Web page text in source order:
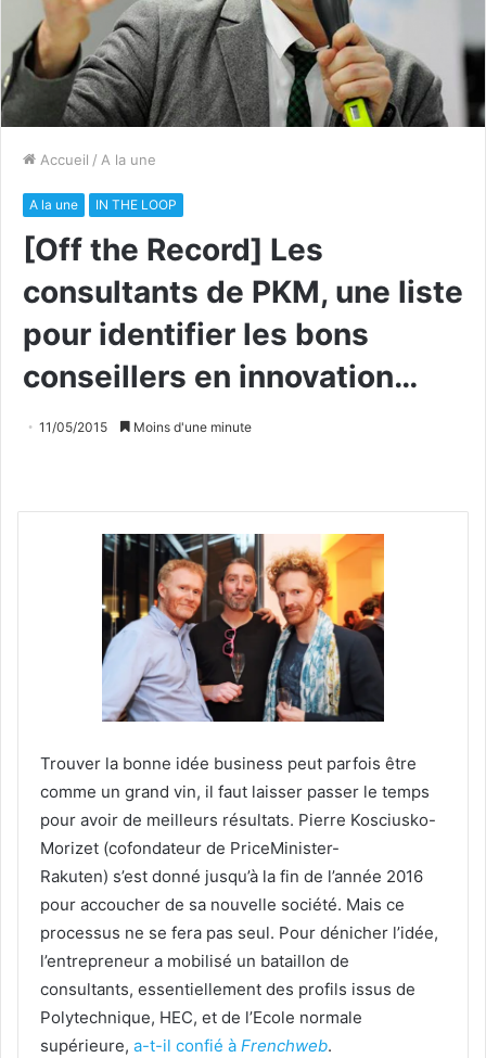
Accueil / A la une
A la une IN THE LOOP
[Off the Record] Les
consultants de PKM, une liste
pour identifier les bons
conseillers en innovation…
11/05/2015 Moins d'une minute
Trouver la bonne idée business peut parfois être
comme un grand vin, il faut laisser passer le temps
pour avoir de meilleurs résultats. Pierre Kosciusko-
Morizet (cofondateur de PriceMinister-
Rakuten) s’est donné jusqu’à la fin de l’année 2016
pour accoucher de sa nouvelle société. Mais ce
processus ne se fera pas seul. Pour dénicher l’idée,
l’entrepreneur a mobilisé un bataillon de
consultants, essentiellement des profils issus de
Polytechnique, HEC, et de l’Ecole normale
supérieure, a-t-il confié à Frenchweb.